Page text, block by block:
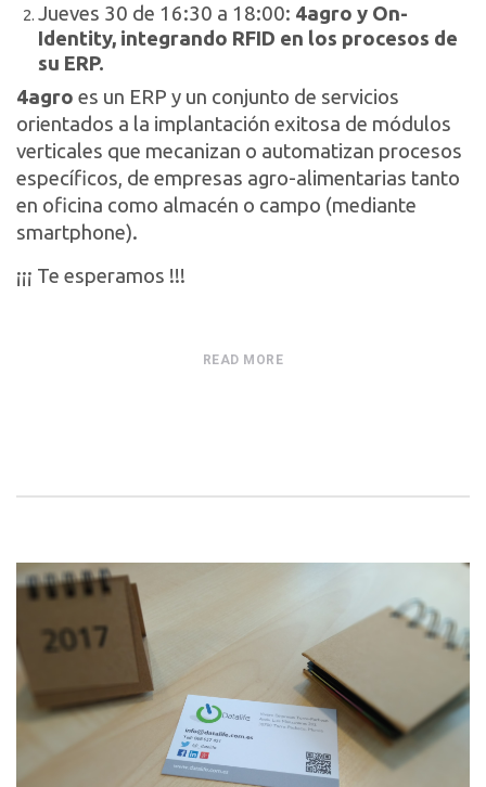
Jueves 30 de 16:30 a 18:00: 4agro y On-
Identity, integrando RFID en los procesos de
su ERP.
4agro es un ERP y un conjunto de servicios
orientados a la implantación exitosa de módulos
verticales que mecanizan o automatizan procesos
específicos, de empresas agro-alimentarias tanto
en oficina como almacén o campo (mediante
smartphone).
¡¡¡ Te esperamos !!!
READ MORE